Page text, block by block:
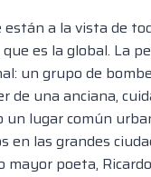
están a la vista de
es la global. La
un grupo de
una anciana,
un lugar común
en las grandes
poeta,